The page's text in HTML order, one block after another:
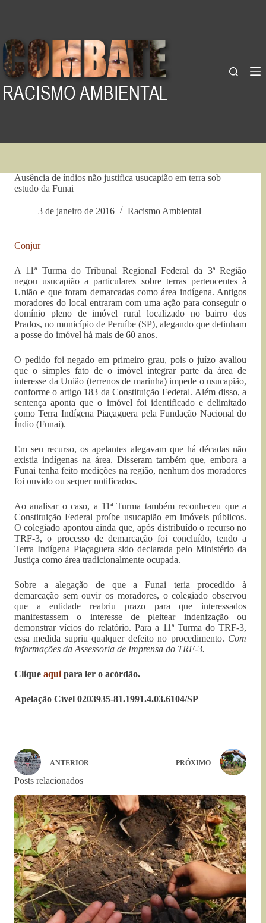
Ausência de índios não justifica usucapião em terra sob
estudo da Funai
3 de janeiro de 2016 Racismo Ambiental
Conjur
A 11ª Turma do Tribunal Regional Federal da 3ª Região
negou usucapião a particulares sobre terras pertencentes à
União e que foram demarcadas como área indígena. Antigos
moradores do local entraram com uma ação para conseguir o
domínio pleno de imóvel rural localizado no bairro dos
Prados, no município de Peruíbe (SP), alegando que detinham
a posse do imóvel há mais de 60 anos.
O pedido foi negado em primeiro grau, pois o juízo avaliou
que o simples fato de o imóvel integrar parte da área de
interesse da União (terrenos de marinha) impede o usucapião,
conforme o artigo 183 da Constituição Federal. Além disso, a
sentença aponta que o imóvel foi identificado e delimitado
como Terra Indígena Piaçaguera pela Fundação Nacional do
Índio (Funai).
Em seu recurso, os apelantes alegavam que há décadas não
existia indígenas na área. Disseram também que, embora a
Funai tenha feito medições na região, nenhum dos moradores
foi ouvido ou sequer notificados.
Ao analisar o caso, a 11ª Turma também reconheceu que a
Constituição Federal proíbe usucapião em imóveis públicos.
O colegiado apontou ainda que, após distribuído o recurso no
TRF-3, o processo de demarcação foi concluído, tendo a
Terra Indígena Piaçaguera sido declarada pelo Ministério da
Justiça como área tradicionalmente ocupada.
Sobre a alegação de que a Funai teria procedido à
demarcação sem ouvir os moradores, o colegiado observou
que a entidade reabriu prazo para que interessados
manifestassem o interesse de pleitear indenização ou
demonstrar vícios do relatório. Para a 11ª Turma do TRF-3,
essa medida supriu qualquer defeito no procedimento. Com
informações da Assessoria de Imprensa do TRF-3.
Clique aqui para ler o acórdão.
Apelação Cível 0203935-81.1991.4.03.6104/SP
ANTERIOR PRÓXIMO
Posts relacionados